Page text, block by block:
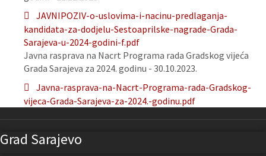
JAVNIPOZIV-o-uslovima-i-nacinu-predlaganja-
kandidata-za-dodjelu-Sestoaprilske-nagrade-Grada-
Sarajeva-u-2024-godini-f.pdf
Javna rasprava na Nacrt Programa rada Gradskog vijeća
Grada Sarajeva za 2024. godinu - 30.10.2023.
Javna-rasprava-na-Nacrt-Programa-rada-Gradskog-
vijeca-Grada-Sarajeva-za-2024.-godinu.pdf
Grad Sarajevo